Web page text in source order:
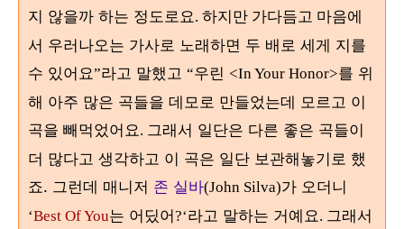
지 않을까 하는 정도로요. 하지만 가다듬고 마음에
서 우러나오는 가사로 노래하면 두 배로 세게 지를
수 있어요”라고 말했고 “우린 <In Your Honor>를 위
해 아주 많은 곡들을 데모로 만들었는데 모르고 이
곡을 빼먹었어요. 그래서 일단은 다른 좋은 곡들이
더 많다고 생각하고 이 곡은 일단 보관해놓기로 했
죠. 그런데 매니저 존 실바(John Silva)가 오더니
‘Best Of You는 어딨어?‘라고 말하는 거예요. 그래서